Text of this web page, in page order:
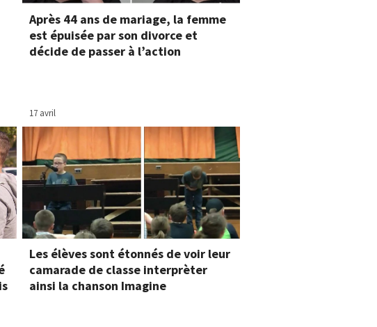
Après 44 ans de mariage, la femme
est épuisée par son divorce et
décide de passer à l’action
17 avril
Les élèves sont étonnés de voir leur
camarade de classe interprèter
ainsi la chanson Imagine